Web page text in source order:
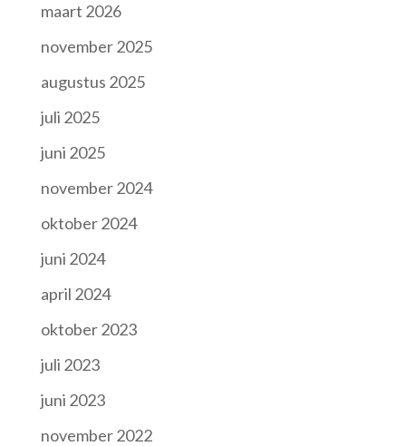
maart 2026
november 2025
augustus 2025
juli 2025
juni 2025
november 2024
oktober 2024
juni 2024
april 2024
oktober 2023
juli 2023
juni 2023
november 2022